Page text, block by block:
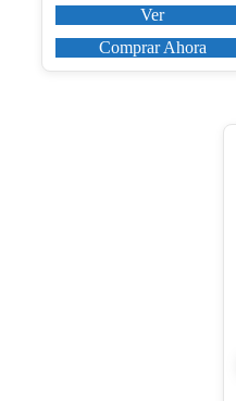
original
era:
49,95€.
actual
es:
44,99€.
Ver
de
productoComprar Ahora